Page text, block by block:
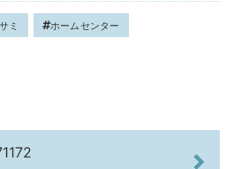
ミ ホームセンター